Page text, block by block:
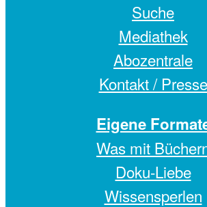
Suche
Mediathek
Abozentrale
Kontakt / Presse
Eigene
Was mit
Doku-Liebe
Wissensperlen